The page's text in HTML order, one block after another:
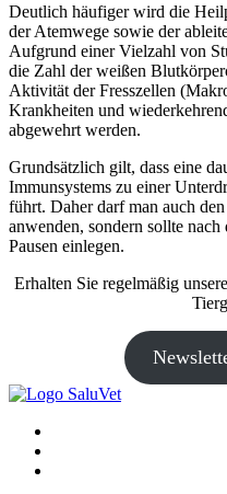
Deutlich häufiger wird die
der Atemwege sowie der
Aufgrund einer Vielzahl von
die Zahl der weißen
Aktivität der Fresszellen
Krankheiten und
abgewehrt werden.
Grundsätzlich gilt, dass eine
Immunsystems zu einer
führt. Daher darf man auch
anwenden, sondern sollte
Pausen einlegen.
Erhalten Sie regelmäßig